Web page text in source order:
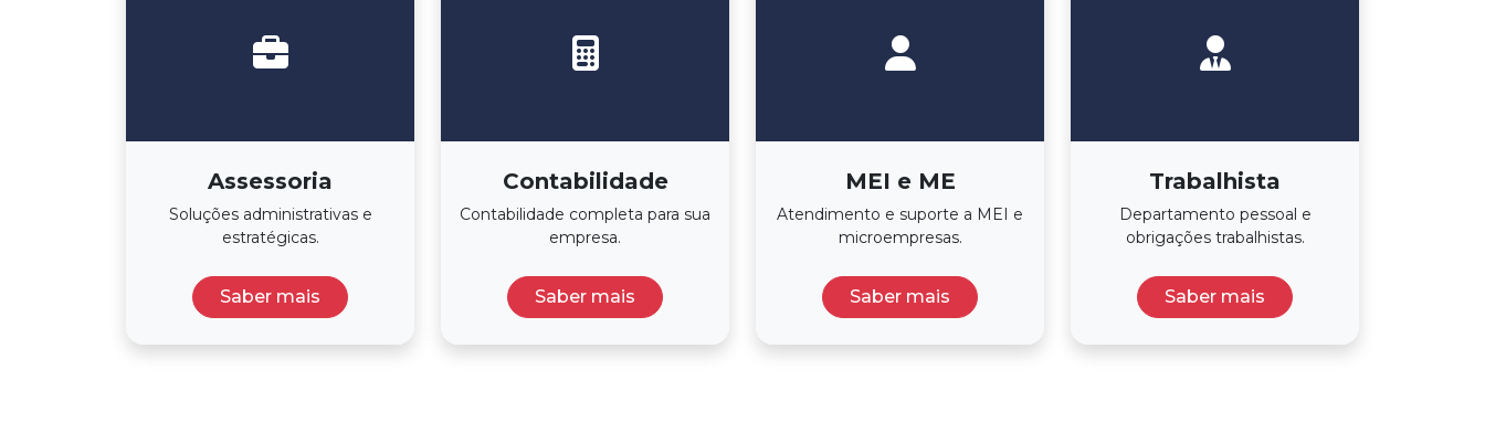
Assessoria
Soluções administrativas e
estratégicas.
Saber mais
Contabilidade
Contabilidade completa para sua
empresa.
Saber mais
MEI e ME
Atendimento e suporte a MEI e
microempresas.
Saber mais
Trabalhista
Departamento pessoal e
obrigações trabalhistas.
Saber mais